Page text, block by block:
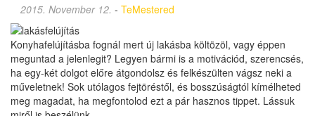
2015. November 12. - TeMestered
Konyhafelújításba fognál mert új lakásba költözöl, vagy éppen
meguntad a jelenlegit? Legyen bármi is a motivációd, szerencsés,
ha egy-két dolgot előre átgondolsz és felkészülten vágsz neki a
műveletnek! Sok utólagos fejtöréstől, és bosszúságtól kímélheted
meg magadat, ha megfontolod ezt a pár hasznos tippet. Lássuk